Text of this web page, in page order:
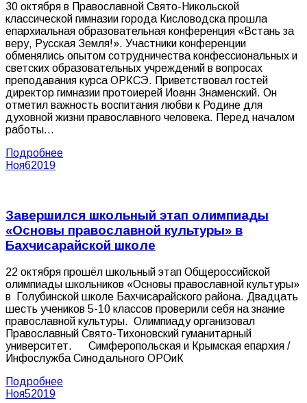
30 октября в Православной Свято-Никольской
классической гимназии города Кисловодска прошла
епархиальная образовательная конференция «Встань за
веру, Русская Земля!». Участники конференции
обменялись опытом сотрудничества конфессиональных и
светских образовательных учреждений в вопросах
преподавания курса ОРКСЭ. Приветствовал гостей
директор гимназии протоиерей Иоанн Знаменский. Он
отметил важность воспитания любви к Родине для
духовной жизни православного человека. Перед началом
работы…
Подробнее
Ноя62019
Завершился школьный этап олимпиады
«Основы православной культуры» в
Бахчисарайской школе
22 октября прошёл школьный этап Общероссийской
олимпиады школьников «Основы православной культуры»
в Голубинской школе Бахчисарайского района. Двадцать
шесть учеников 5-10 классов проверили себя на знание
православной культуры. Олимпиаду организовал
Православный Свято-Тихоновский гуманитарный
университет. Симферопольская и Крымская епархия /
Инфослужба Синодального ОРОиК
Подробнее
Ноя52019